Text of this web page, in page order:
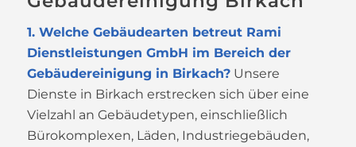
1. Welche Gebäudearten betreut Rami
Dienstleistungen GmbH im Bereich der
Gebäudereinigung in Birkach?Unsere
Dienste in Birkach erstrecken sich über eine
Vielzahl an Gebäudetypen, einschließlich
Bürokomplexen, Läden, Industriegebäuden,